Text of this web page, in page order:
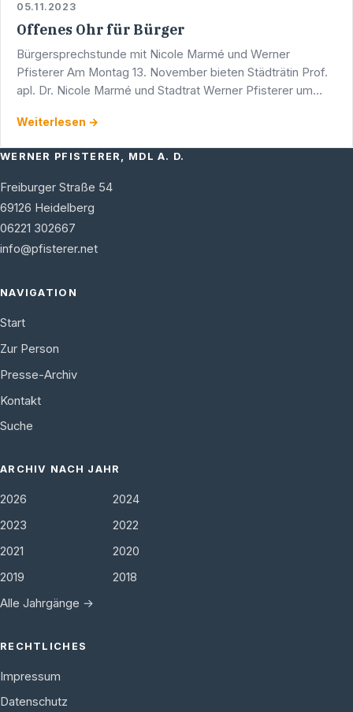
05.11.2023
Offenes Ohr für Bürger
Bürgersprechstunde mit Nicole Marmé und Werner
Pfisterer Am Montag 13. November bieten Städträtin Prof.
apl. Dr. Nicole Marmé und Stadtrat Werner Pfisterer um
…
Weiterlesen →
WERNER PFISTERER, MDL A. D.
Freiburger Straße 54
69126 Heidelberg
06221 302667
info@pfisterer.net
NAVIGATION
Start
Zur Person
Presse-Archiv
Kontakt
Suche
ARCHIV NACH JAHR
2026
2024
2023
2022
2021
2020
2019
2018
Alle Jahrgänge →
RECHTLICHES
Impressum
Datenschutz